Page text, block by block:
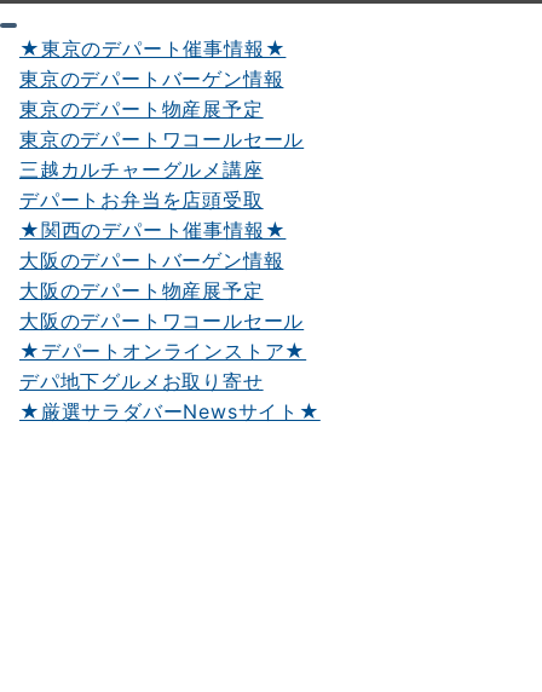
★東京のデパート催事情報★
東京のデパートバーゲン情報
東京のデパート物産展予定
東京のデパートワコールセール
三越カルチャーグルメ講座
デパートお弁当を店頭受取
★関西のデパート催事情報★
大阪のデパートバーゲン情報
大阪のデパート物産展予定
大阪のデパートワコールセール
★デパートオンラインストア★
デパ地下グルメお取り寄せ
★厳選サラダバーNewsサイト★